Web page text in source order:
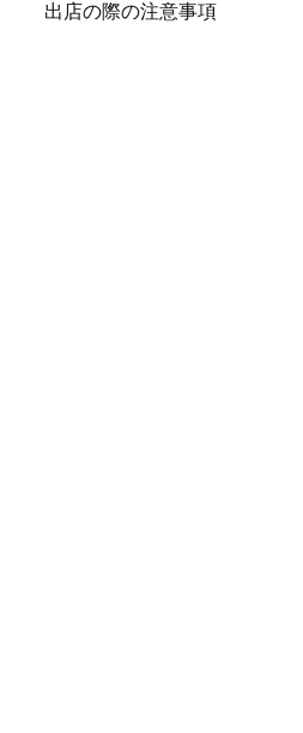
出店の際の注意事項